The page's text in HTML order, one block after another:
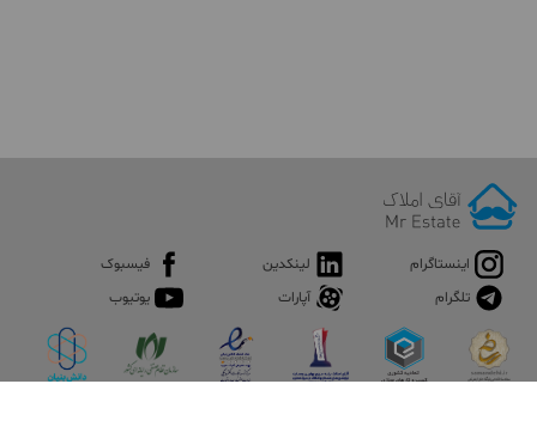
اینستاگرام لینکدین
فیسبوک
تلگرام
آپارات یوتیوب